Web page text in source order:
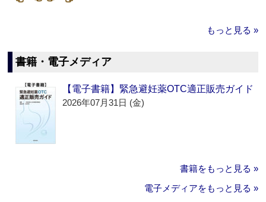
もっと見る »
書籍・電子メディア
【電子書籍】緊急避妊薬OTC適正販売ガイド
2026年07月31日 (金)
書籍をもっと見る »
電子メディアをもっと見る »